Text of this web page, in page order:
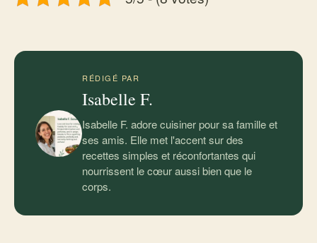
RÉDIGÉ PAR
Isabelle F.
Isabelle F. adore cuisiner pour sa famille et
ses amis. Elle met l'accent sur des
recettes simples et réconfortantes qui
nourrissent le cœur aussi bien que le
corps.